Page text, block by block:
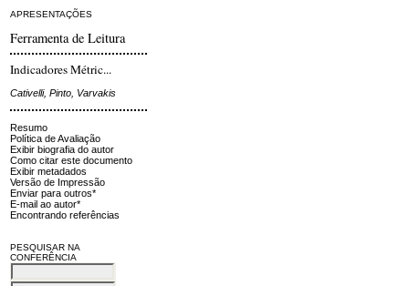
APRESENTAÇÕES
Ferramenta de Leitura
Indicadores Métric...
Cativelli, Pinto, Varvakis
Resumo
Política de Avaliação
Exibir biografia do autor
Como citar este documento
Exibir metadados
Versão de Impressão
Enviar para outros*
E-mail ao autor*
Encontrando referências
PESQUISAR NA
CONFERÊNCIA